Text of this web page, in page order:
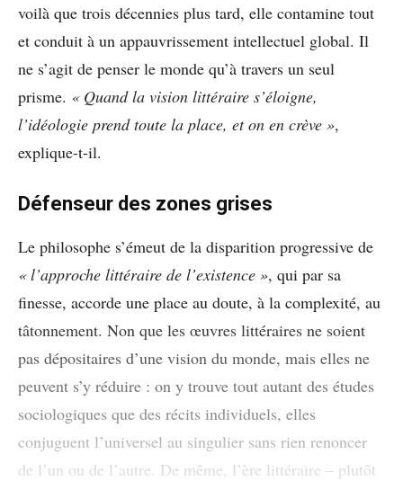
voilà que trois décennies plus tard, elle contamine tout
et conduit à un appauvrissement intellectuel global. Il
ne s’agit de penser le monde qu’à travers un seul
prisme. « Quand la vision littéraire s’éloigne,
l’idéologie prend toute la place, et on en crève »,
explique-t-il.
Défenseur des zones grises
Le philosophe s’émeut de la disparition progressive de
« l’approche littéraire de l’existence », qui par sa
finesse, accorde une place au doute, à la complexité, au
tâtonnement. Non que les œuvres littéraires ne soient
pas dépositaires d’une vision du monde, mais elles ne
peuvent s’y réduire : on y trouve tout autant des études
sociologiques que des récits individuels, elles
conjuguent l’universel au singulier sans rien renoncer
de l’un ou de l’autre. De même, l’ère littéraire – plutôt